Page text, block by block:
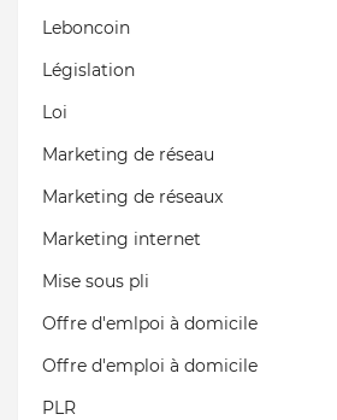
Leboncoin
Législation
Loi
Marketing de réseau
Marketing de réseaux
Marketing internet
Mise sous pli
Offre d'emlpoi à domicile
Offre d'emploi à domicile
PLR